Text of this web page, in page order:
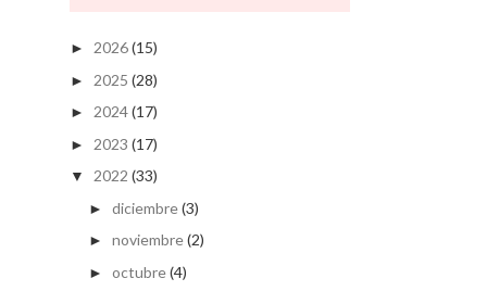
► 2026(15)
► 2025 (28)
► 2024(17)
► 2023 (17)
▼ 2022 (33)
► diciembre(3)
► noviembre(2)
► octubre(4)